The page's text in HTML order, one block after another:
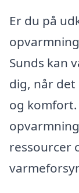
Er du på
Sunds kan
dig, når
og
ressourcer